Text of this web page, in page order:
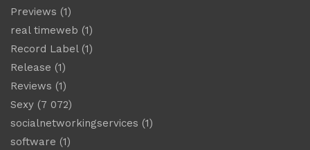
Previews (1)
real timeweb (1)
Record Label(1)
Release (1)
Reviews (1)
Sexy (7 072)
socialnetworkingservices (1)
software (1)